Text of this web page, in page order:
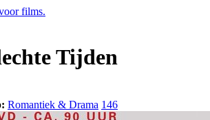
Tijden
Romantiek & Drama 146